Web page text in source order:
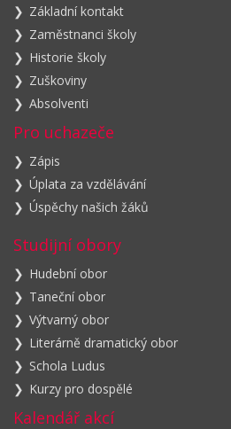
Základní kontakt
Zaměstnanci školy
Historie školy
Zuškoviny
Absolventi
Pro uchazeče
Zápis
Úplata za vzdělávání
Úspěchy našich žáků
Studijní obory
Hudební obor
Taneční obor
Výtvarný obor
Literárně dramatický obor
Schola Ludus
Kurzy pro dospělé
Kalendář akcí